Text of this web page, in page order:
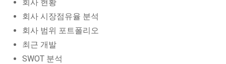
회사 현황
회사 시장점유율 분석
회사 범위 포트폴리오
최근 개발
SWOT 분석